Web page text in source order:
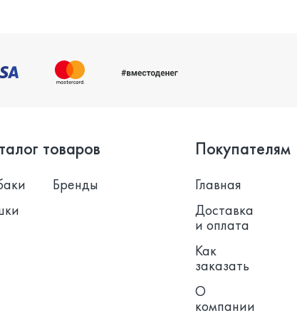
товаров
Бренды
Покупателям
Главная
Доставка
и оплата
Как
заказать
О
компании